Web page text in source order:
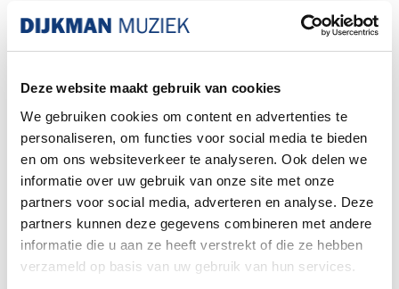
Deze website maakt gebruik van cookies
We gebruiken cookies om content en advertenties te
personaliseren, om functies voor social media te bieden
en om ons websiteverkeer te analyseren. Ook delen we
informatie over uw gebruik van onze site met onze
partners voor social media, adverteren en analyse. Deze
partners kunnen deze gegevens combineren met andere
informatie die u aan ze heeft verstrekt of die ze hebben
verzameld op basis van uw gebruik van hun services.
postpunt namelijk niet geaccepteerd.
Latin Percussion LP468 Cluster
Chimes 12 Bars
LP Cluster Chimes bieden een geweldig mooie
klank in een klein pakket. Het heeft 12
aluminium klankstaven.
Met een handige ringhanger voor eenvoudige